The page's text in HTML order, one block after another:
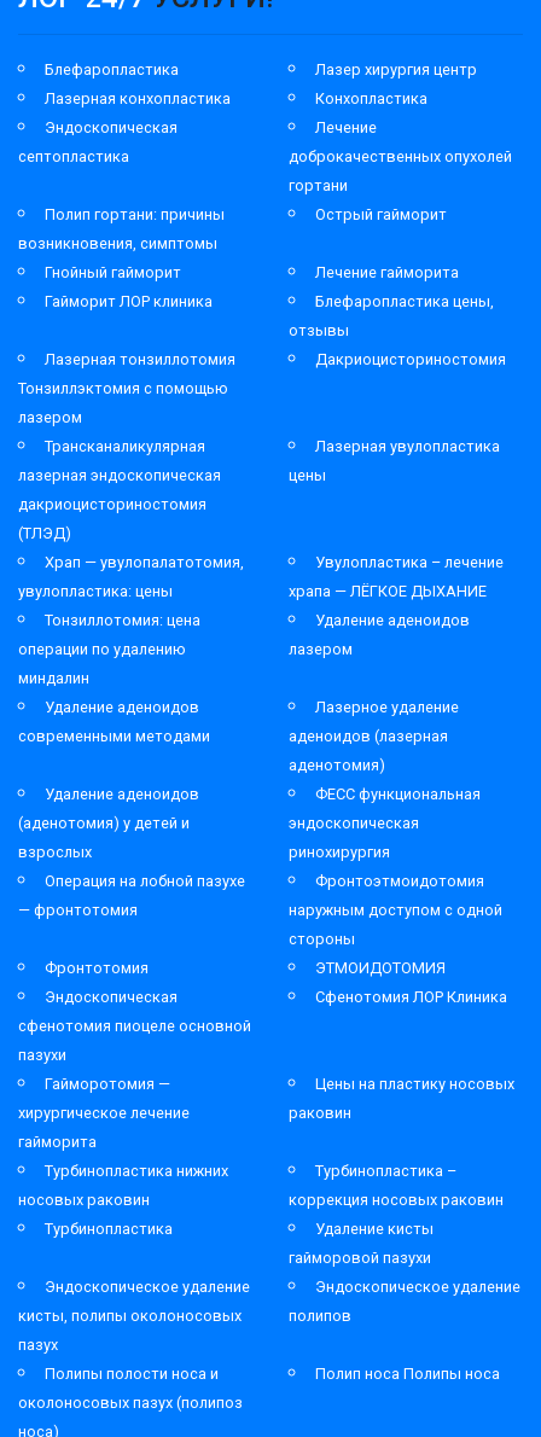
Блефаропластика
Лазер хирургия центр
Лазерная конхопластика
Конхопластика
Эндоскопическая
септопластика
Лечение
доброкачественных опухолей
гортани
Полип гортани: причины
возникновения, симптомы
Острый гайморит
Гнойный гайморит
Лечение гайморита
Гайморит ЛОР клиника
Блефаропластика цены,
отзывы
Лазерная тонзиллотомия
Тонзиллэктомия с помощью
лазером
Дакриоцисториностомия
Трансканаликулярная
лазерная эндоскопическая
дакриоцисториностомия
(ТЛЭД)
Лазерная увулопластика
цены
Храп — увулопалатотомия,
увулопластика: цены
Увулопластика – лечение
храпа — ЛЁГКОЕ ДЫХАНИЕ
Тонзиллотомия: цена
операции по удалению
миндалин
Удаление аденоидов
лазером
Удаление аденоидов
современными методами
Лазерное удаление
аденоидов (лазерная
аденотомия)
Удаление аденоидов
(аденотомия) у детей и
взрослых
ФЕСС функциональная
эндоскопическая
ринохирургия
Операция на лобной пазухе
— фронтотомия
Фронтоэтмоидотомия
наружным доступом с одной
стороны
Фронтотомия
ЭТМОИДОТОМИЯ
Эндоскопическая
сфенотомия пиоцеле основной
пазухи
Сфенотомия ЛОР Клиника
Гайморотомия —
хирургическое лечение
гайморита
Цены на пластику носовых
раковин
Турбинопластика нижних
носовых раковин
Турбинопластика –
коррекция носовых раковин
Турбинопластика
Удаление кисты
гайморовой пазухи
Эндоскопическое удаление
кисты, полипы околоносовых
пазух
Эндоскопическое удаление
полипов
Полипы полости носа и
околоносовых пазух (полипоз
носа)
Полип носа Полипы носа